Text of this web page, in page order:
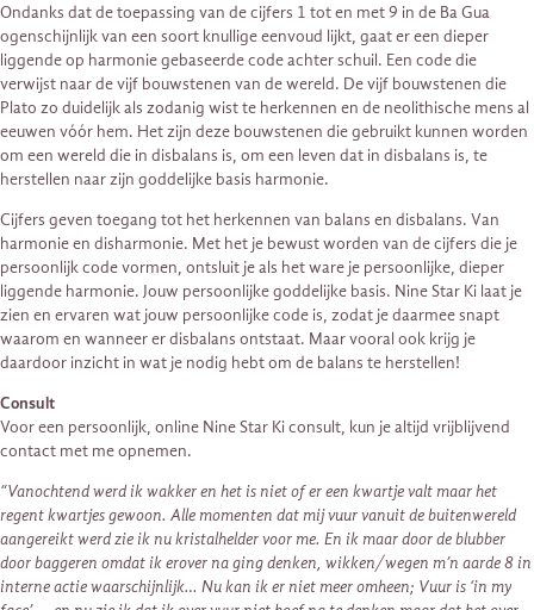
Ondanks dat de toepassing van de cijfers 1 tot en met 9 in de Ba Gua
ogenschijnlijk van een soort knullige eenvoud lijkt, gaat er een dieper
liggende op harmonie gebaseerde code achter schuil. Een code die
verwijst naar de vijf bouwstenen van de wereld. De vijf bouwstenen die
Plato zo duidelijk als zodanig wist te herkennen en de neolithische mens al
eeuwen vóór hem. Het zijn deze bouwstenen die gebruikt kunnen worden
om een wereld die in disbalans is, om een leven dat in disbalans is, te
herstellen naar zijn goddelijke basis harmonie.
Cijfers geven toegang tot het herkennen van balans en disbalans. Van
harmonie en disharmonie. Met het je bewust worden van de cijfers die je
persoonlijk code vormen, ontsluit je als het ware je persoonlijke, dieper
liggende harmonie. Jouw persoonlijke goddelijke basis. Nine Star Ki laat je
zien en ervaren wat jouw persoonlijke code is, zodat je daarmee snapt
waarom en wanneer er disbalans ontstaat. Maar vooral ook krijg je
daardoor inzicht in wat je nodig hebt om de balans te herstellen!
Consult
Voor een persoonlijk, online Nine Star Ki consult, kun je altijd vrijblijvend
contact met me opnemen.
“Vanochtend werd ik wakker en het is niet of er een kwartje valt maar het
regent kwartjes gewoon. Alle momenten dat mij vuur vanuit de buitenwereld
aangereikt werd zie ik nu kristalhelder voor me. En ik maar door de blubber
door baggeren omdat ik erover na ging denken, wikken/wegen m’n aarde 8 in
interne actie waarschijnlijk… Nu kan ik er niet meer omheen; Vuur is ‘in my